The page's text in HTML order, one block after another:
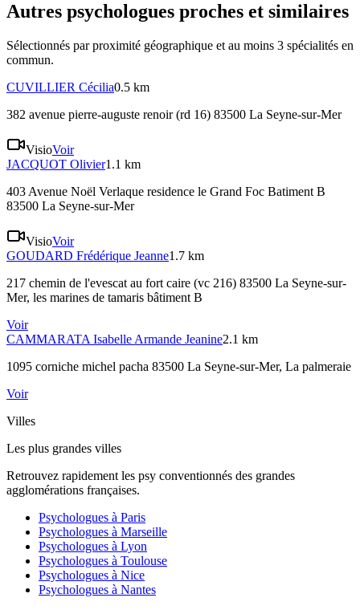
Autres psychologues proches et similaires
Sélectionnés par proximité géographique et au moins 3 spécialités en
commun.
CUVILLIER Cécilia0.5 km
382 avenue pierre-auguste renoir (rd 16) 83500 La Seyne-sur-Mer
VisioVoir
JACQUOT Olivier1.1 km
403 Avenue Noël Verlaque residence le Grand Foc Batiment B
83500 La Seyne-sur-Mer
VisioVoir
GOUDARD Frédérique Jeanne1.7 km
217 chemin de l'evescat au fort caire (vc 216) 83500 La Seyne-sur-
Mer, les marines de tamaris bâtiment B
Voir
CAMMARATA Isabelle Armande Jeanine2.1 km
1095 corniche michel pacha 83500 La Seyne-sur-Mer, La palmeraie
Voir
Villes
Les plus grandes villes
Retrouvez rapidement les psy conventionnés des grandes
agglomérations françaises.
Psychologues à Paris
Psychologues à Marseille
Psychologues à Lyon
Psychologues à Toulouse
Psychologues à Nice
Psychologues à Nantes